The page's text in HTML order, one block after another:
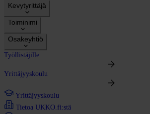
Kevytyrittäjä
Toiminimi
Osakeyhtiö
Työllistäjille
Yrittäjyyskoulu
Yrittäjyyskoulu
Tietoa UKKO.fi:stä